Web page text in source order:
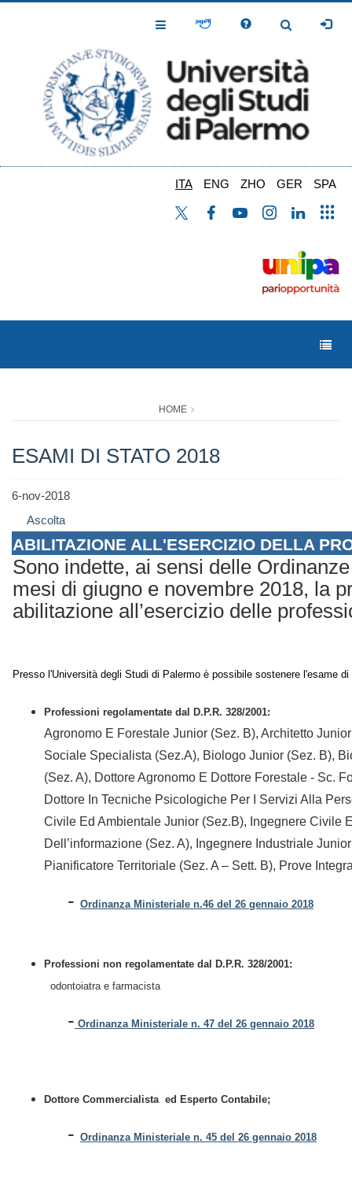
Toggle
Toggle
ITA ENG ZHO GER SPA
HOME
ESAMI DI STATO 2018
6-nov-2018
Ascolta
ABILITAZIONE ALL'ESERCIZIO DELLA
Sono indette, ai sensi delle
mesi di giugno e novembre 2018, la
abilitazione all’esercizio delle
Presso l'Università degli Studi di Palermo è possibile sostenere l'esame
Professioni regolamentate dal D.P.R. 328/2001:
Agronomo E Forestale Junior (Sez. B), Architetto
Sociale Specialista (Sez.A), Biologo Junior (Sez. B),
(Sez. A), Dottore Agronomo E Dottore Forestale - Sc.
Dottore In Tecniche Psicologiche Per I Servizi Alla
Civile Ed Ambientale Junior (Sez.B), Ingegnere Civile
Dell’informazione (Sez. A), Ingegnere Industriale
Pianificatore Territoriale (Sez. A – Sett. B), Prove
- Ordinanza Ministeriale n.46 del 26 gennaio 2018
Professioni non regolamentate dal D.P.R. 328/2001:
odontoiatra e farmacista
- Ordinanza Ministeriale n. 47 del 26 gennaio 2018
Dottore Commercialista ed Esperto Contabile;
- Ordinanza Ministeriale n. 45 del 26 gennaio 2018